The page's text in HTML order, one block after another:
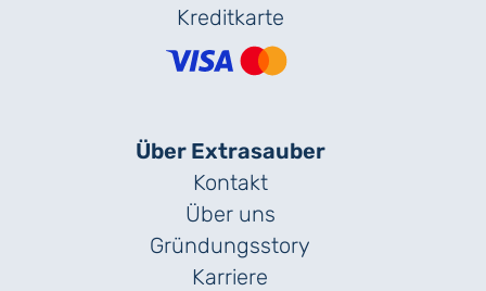
Kreditkarte
Über Extrasauber
Kontakt
Über uns
Gründungs­story
Karriere